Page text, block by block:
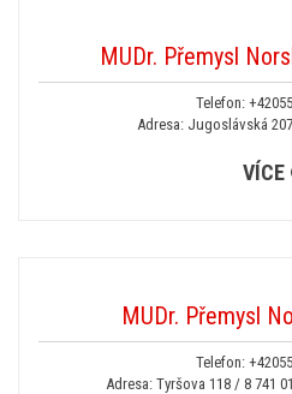
MUDr. Přemysl
Telefon:
Adresa: Jugoslávská
VÍCE
MUDr. Přemysl
Telefon:
Adresa: Tyršova 118 / 8 741